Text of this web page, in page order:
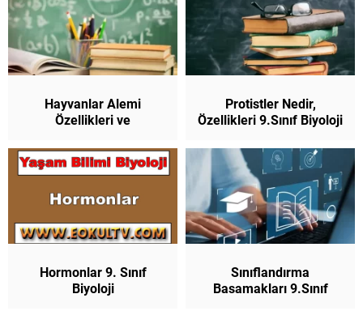
Hayvanlar Alemi
Özellikleri ve
Biyoloji
Protistler Nedir,
Özellikleri 9.Sınıf Biyoloji
Hormonlar 9. Sınıf
Biyoloji
Sınıflandırma
Basamakları 9.Sınıf